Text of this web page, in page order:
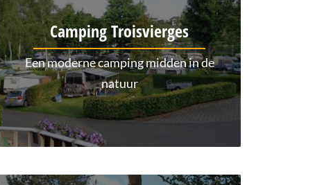
Camping Troisvierges
Een moderne camping midden in de
natuur